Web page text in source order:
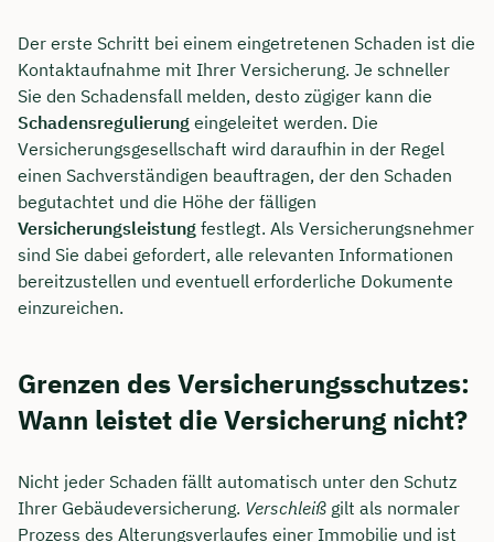
Der erste Schritt bei einem eingetretenen Schaden ist die
Kontaktaufnahme mit Ihrer Versicherung. Je schneller
Sie den Schadensfall melden, desto zügiger kann die
Schadensregulierung eingeleitet werden. Die
Versicherungsgesellschaft wird daraufhin in der Regel
einen Sachverständigen beauftragen, der den Schaden
begutachtet und die Höhe der fälligen
Versicherungsleistung festlegt. Als Versicherungsnehmer
sind Sie dabei gefordert, alle relevanten Informationen
bereitzustellen und eventuell erforderliche Dokumente
einzureichen.
Grenzen des Versicherungsschutzes:
Wann leistet die Versicherung nicht?
Nicht jeder Schaden fällt automatisch unter den Schutz
Ihrer Gebäudeversicherung. Verschleiß gilt als normaler
Prozess des Alterungsverlaufes einer Immobilie und ist